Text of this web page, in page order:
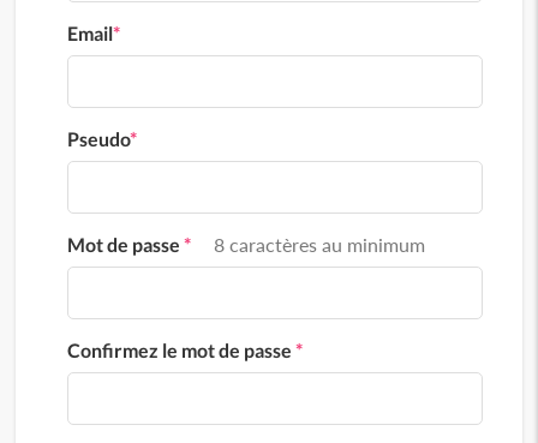
Email*
Pseudo*
Mot de passe * 8 caractères au minimum
Confirmez le mot de passe *